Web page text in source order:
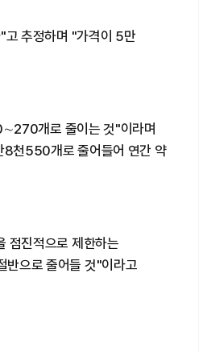
고 추정하며 "가격이 5만
개로 줄이는 것"이라며
천550개로 줄어들어 연간 약
점진적으로 제한하는
반으로 줄어들 것"이라고